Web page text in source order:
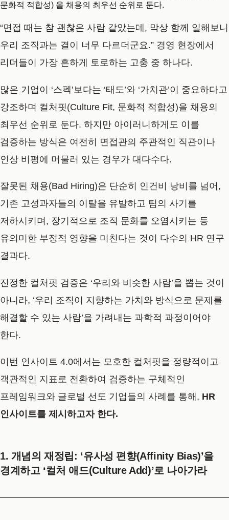
문화적 적합성) 을 채용의 최우선 순위로 둔다.
“면접 때는 참 괜찮은 사람 같았는데, 막상 함께 일해보니
우리 조직과는 결이 너무 다르더군요.” 경영 현장에서
리더들이 가장 흔하게 토로하는 고충 중 하나다.
많은 기업이 ‘스펙’보다는 ‘태도’와 ‘가치관’이 중요하다고
강조하며 컬처핏(Culture Fit, 문화적 적합성)을 채용의
최우선 순위로 둔다. 하지만 아이러니하게도 이를
검증하는 방식은 여전히 면접관의 주관적인 직관이나
인상 비평에 머물러 있는 경우가 대다수다.
잘못된 채용(Bad Hiring)은 단순히 인건비 낭비를 넘어,
기존 고성과자들의 이탈을 유발하고 팀의 사기를
저하시키며, 장기적으로 조직 문화를 오염시키는 등
유의미한 부정적 영향을 미친다는 것이 다수의 HR 연구
결과다.
진정한 컬처핏 검증은 ‘우리와 비슷한 사람’을 뽑는 것이
아니라, ‘우리 조직이 지향하는 가치와 방식으로 문제를
해결할 수 있는 사람’을 가려내는 과학적 과정이어야
한다.
이번 인사이트 4.0에서는 모호한 컬처핏을 정량적이고
객관적인 지표로 전환하여 검증하는 구체적인
프레임워크와 글로벌 선도 기업들의 사례를 통해, HR
인사이트를 제시하고자 한다.
1. 개념의 재정립: ‘유사성 편향(Affinity Bias)’을
경계하고 ‘컬처 애드(Culture Add)’로 나아가라